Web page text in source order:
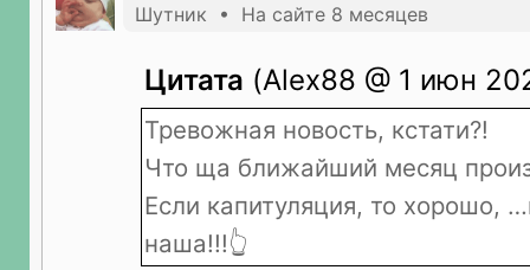
Шутник • На сайте 8 месяцев
Цитата (Alex88 @ 1 июн
Тревожная новость, кстати?!
Что ща ближайший месяц
Если капитуляция, то хорошо,
наша!!!👆